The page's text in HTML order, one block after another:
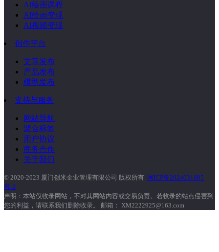
AI绘画课程
AI绘画变现
AI视频变现
创作平台
文章发布
产品发布
模型发布
支持与服务
网站导航
聚合标签
用户协议
商务合作
关于我们
© 2020-2023 厦门创米企业管理有限公司 版权所有 闽ICP备2024031605
号-2
声明：本站仅收录网站，不对其网站内容或交易负责。若收录的站点侵害到
您的利益，请联系我们删除收录。 邮箱： XM2222925@163.com